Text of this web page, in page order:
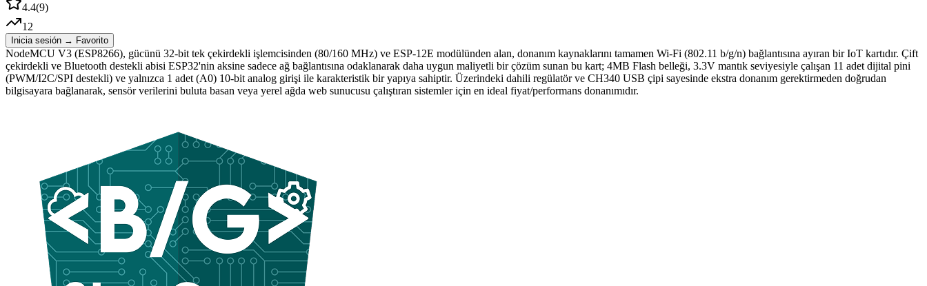
4.4(9)
12
Inicia sesión → Favorito
NodeMCU V3 (ESP8266), gücünü 32-bit tek çekirdekli işlemcisinden (80/160 MHz) ve ESP-12E modülünden alan, donanım kaynaklarını tamamen Wi-Fi (802.11 b/g/n) bağlantısına ayıran bir IoT kartıdır. Çift
çekirdekli ve Bluetooth destekli abisi ESP32'nin aksine sadece ağ bağlantısına odaklanarak daha uygun maliyetli bir çözüm sunan bu kart; 4MB Flash belleği, 3.3V mantık seviyesiyle çalışan 11 adet dijital pini
(PWM/I2C/SPI destekli) ve yalnızca 1 adet (A0) 10-bit analog girişi ile karakteristik bir yapıya sahiptir. Üzerindeki dahili regülatör ve CH340 USB çipi sayesinde ekstra donanım gerektirmeden doğrudan
bilgisayara bağlanarak, sensör verilerini buluta basan veya yerel ağda web sunucusu çalıştıran sistemler için en ideal fiyat/performans donanımıdır.